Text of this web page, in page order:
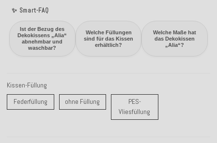
✨ Smart-FAQ
Ist der Bezug des
Dekokissens „Alia“
abnehmbar und
waschbar?
Welche Füllungen
sind für das Kissen
erhältlich?
Welche Maße hat
das Dekokissen
„Alia“?
Kissen-Füllung
FederfüllungFederfüllungohne Füllung ohne FüllungPES-
Vliesfüllung